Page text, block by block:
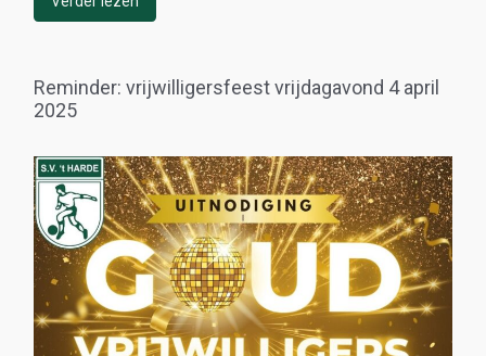
Reminder: vrijwilligersfeest vrijdagavond 4 april
2025